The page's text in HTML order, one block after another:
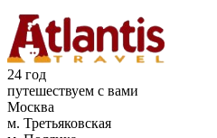
24 год
путешествуем с вами
Москва
м. Третьяковская